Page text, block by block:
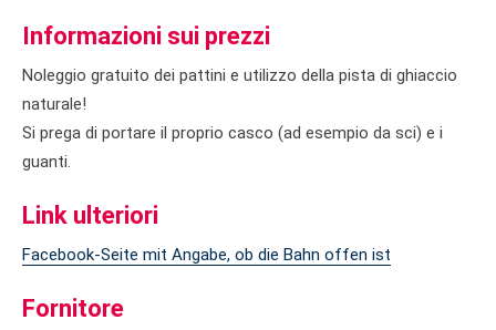
Informazioni sui prezzi
Noleggio gratuito dei pattini e utilizzo della pista di ghiaccio
naturale!
Si prega di portare il proprio casco (ad esempio da sci) e i
guanti.
Link ulteriori
Facebook-Seite mit Angabe, ob die Bahn offen ist
Fornitore